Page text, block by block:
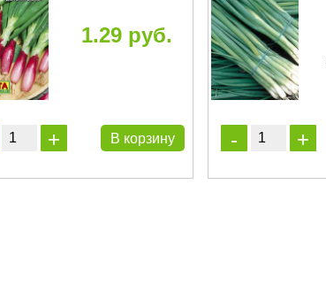
1.29 руб.
В корзину